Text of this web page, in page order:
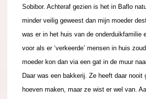
Sobibor. Achteraf gezien is het in Baflo
minder veilig geweest dan mijn moeder
was er in het huis van de onderduikfamilie
voor als er ‘verkeerde’ mensen in huis
moeder kon dan via een gat in de muur
Daar was een bakkerij. Ze heeft daar nooit
hoeven maken, maar ze wist er wel van.